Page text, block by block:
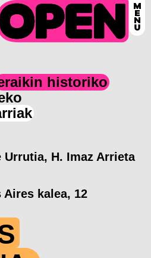
historiko
Urrutia, H. Imaz Arrieta
Aires kalea, 12